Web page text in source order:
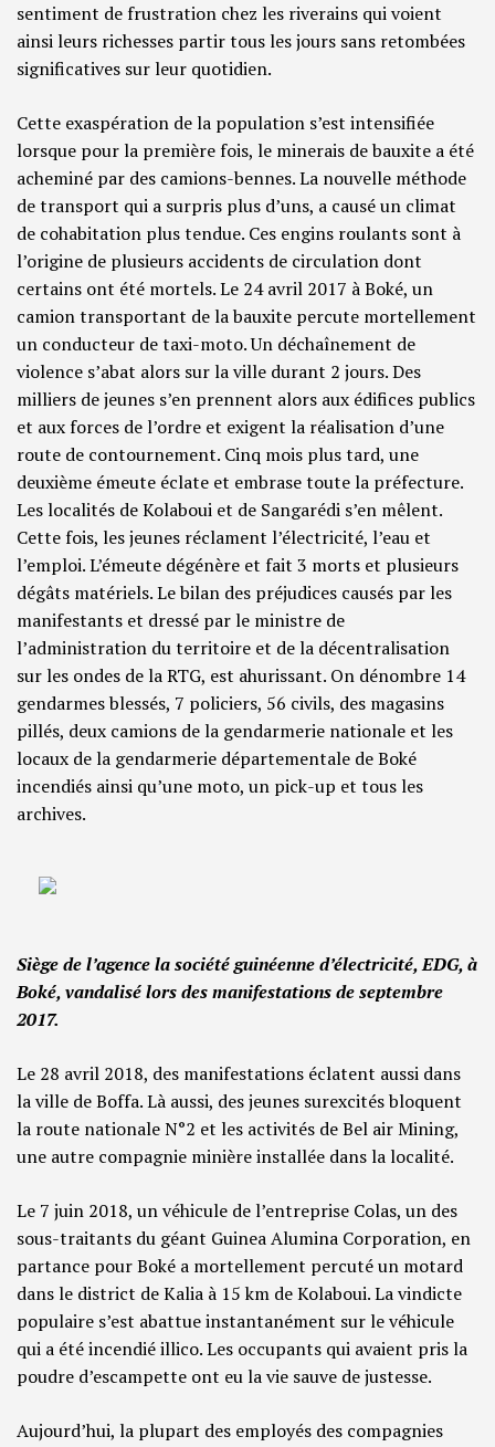
sentiment de frustration chez les riverains qui voient
ainsi leurs richesses partir tous les jours sans retombées
significatives sur leur quotidien.
Cette exaspération de la population s’est intensifiée
lorsque pour la première fois, le minerais de bauxite a été
acheminé par des camions-bennes. La nouvelle méthode
de transport qui a surpris plus d’uns, a causé un climat
de cohabitation plus tendue. Ces engins roulants sont à
l’origine de plusieurs accidents de circulation dont
certains ont été mortels. Le 24 avril 2017 à Boké, un
camion transportant de la bauxite percute mortellement
un conducteur de taxi-moto. Un déchaînement de
violence s’abat alors sur la ville durant 2 jours. Des
milliers de jeunes s’en prennent alors aux édifices publics
et aux forces de l’ordre et exigent la réalisation d’une
route de contournement. Cinq mois plus tard, une
deuxième émeute éclate et embrase toute la préfecture.
Les localités de Kolaboui et de Sangarédi s’en mêlent.
Cette fois, les jeunes réclament l’électricité, l’eau et
l’emploi. L’émeute dégénère et fait 3 morts et plusieurs
dégâts matériels. Le bilan des préjudices causés par les
manifestants et dressé par le ministre de
l’administration du territoire et de la décentralisation
sur les ondes de la RTG, est ahurissant. On dénombre 14
gendarmes blessés, 7 policiers, 56 civils, des magasins
pillés, deux camions de la gendarmerie nationale et les
locaux de la gendarmerie départementale de Boké
incendiés ainsi qu’une moto, un pick-up et tous les
archives.
Siège de l’agence la société guinéenne d’électricité, EDG,à
Boké, vandalisé lors des manifestations de septembre
2017.
Le 28 avril 2018, des manifestations éclatent aussi dans
la ville de Boffa. Là aussi, des jeunes surexcités bloquent
la route nationale N°2 et les activités de Bel air Mining,
une autre compagnie minière installée dans la localité.
Le 7 juin 2018, un véhicule de l’entreprise Colas, un des
sous-traitants du géant Guinea Alumina Corporation, en
partance pour Boké a mortellement percuté un motard
dans le district de Kalia à 15 km de Kolaboui. La vindicte
populaire s’est abattue instantanément sur le véhicule
qui a été incendié illico. Les occupants qui avaient pris la
poudre d’escampette ont eu la vie sauve de justesse.
Aujourd’hui, la plupart des employés des compagnies